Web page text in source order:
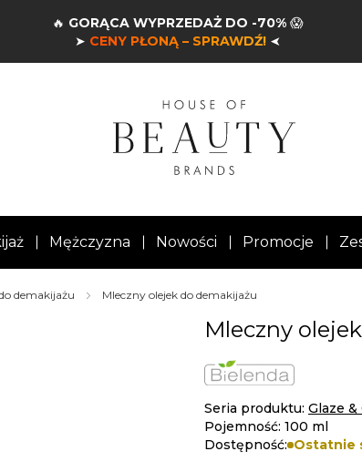
🔥 GORĄCA WYPRZEDAŻ DO -70%😱
➤ CENY PŁONĄ – SPRAWDŹ! ➤
Mężczyzna Nowości Promocje
demakijażu Mleczny olejek do demakijażu
Mleczny
Seria produktu: Glaze &
Pojemność: 100 ml
Dostępność: Ostatnie